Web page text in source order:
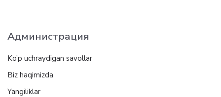
Администрация
Ko’p uchraydigan savollar
Biz haqimizda
Yangiliklar